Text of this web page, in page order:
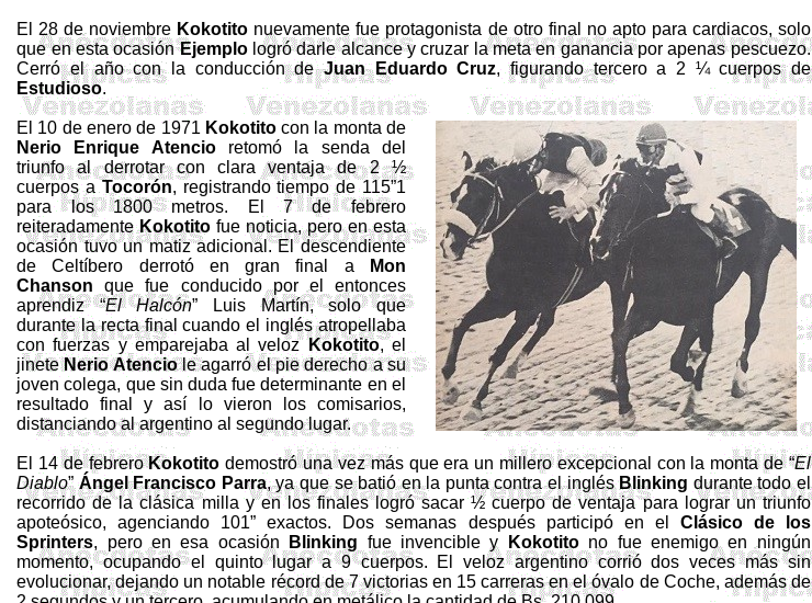
El 28 de noviembre Kokotito nuevamente fue protagonista de otro final no apto para cardiacos, solo
que en esta ocasiónEjemplologró darle alcance y cruzar la meta en ganancia por apenas pescuezo.
Cerró el año con la conducción deJuan Eduardo Cruz, figurando tercero a 2 ¼ cuerpos de
Estudioso.
El 10 de enero de 1971 Kokotitocon la monta de
Nerio Enrique Atencioretomó la senda del
triunfo al derrotar con clara ventaja de 2 ½
cuerpos a Tocorón, registrando tiempo de 115”1
para los 1800 metros. El 7 de febrero
reiteradamenteKokotito fue noticia, pero en esta
ocasión tuvo un matiz adicional. El descendiente
de Celtíbero derrotó en gran final a
Mon
Chanson que fue conducido por el entonces
aprendiz “El Halcón” Luis Martín, solo que
durante la recta final cuando el inglés atropellaba
con fuerzas y emparejaba al velozKokotito, el
jineteNerio Atenciole agarró el pie derecho a su
joven colega, que sin duda fue determinante en el
resultado final y así lo vieron los comisarios,
distanciando al argentino al segundo lugar.
El 14 de febreroKokotito demostró una vez más que era un millero excepcional con la monta de “El
Diablo”Ángel Francisco Parra, ya que se batió en la punta contra el inglésBlinking durante todo el
recorrido de la clásica milla y en los finales logró sacar ½ cuerpo de ventaja para lograr un triunfo
apoteósico, agenciando 101” exactos. Dos semanas después participó en el Clásico de los
Sprinters, pero en esa ocasión Blinking fue invencible y Kokotitono fue enemigo en ningún
momento, ocupando el quinto lugar a 9 cuerpos. El veloz argentino corrió dos veces más sin
evolucionar, dejando un notable récord de 7 victorias en 15 carreras en el óvalo de Coche, además de